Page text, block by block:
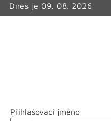
Dnes je 09. 08. 2026
Přihlašovací jméno
Jméno